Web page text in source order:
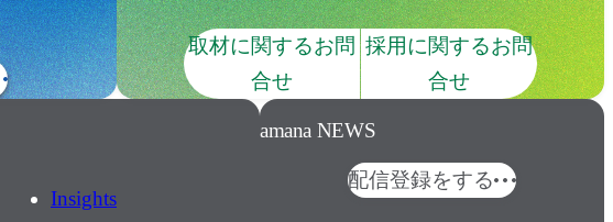
取材に関するお問
合せ
採用に関するお問
合せ
Insights
amana NEWS
配信登録をする